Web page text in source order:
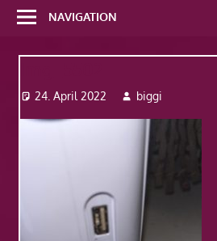
weitere
Website
NAVIGATION
24. April 2022 biggi